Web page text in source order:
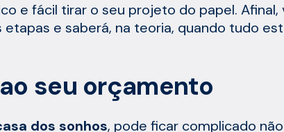
e fácil tirar o seu projeto do papel. Afinal,
e saberá, na teoria, quando tudo
seu orçamento
dos sonhos, pode ficar complicado